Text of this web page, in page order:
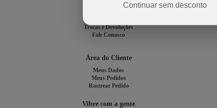
Continuar sem desconto
Trocas e Devoluções
Fale Conosco
Área do Cliente
Meus Dados
Meus Pedidos
Rastrear Pedido
Vibre com a gente